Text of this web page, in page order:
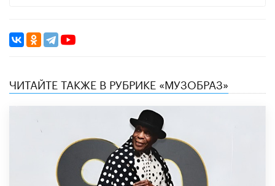
ЧИТАЙТЕ ТАКЖЕ В РУБРИКЕ «МУЗОБРАЗ»